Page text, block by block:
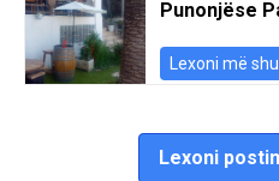
Punonjëse
Lexoni më
Lexoni